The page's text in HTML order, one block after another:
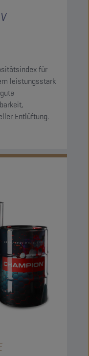
für
leistungsstark
Entlüftung.